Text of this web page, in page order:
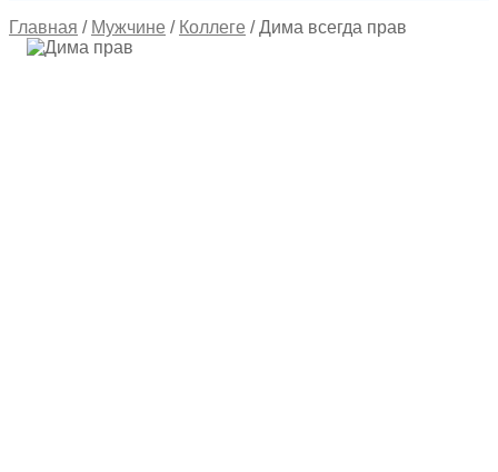
Главная / Мужчине / Коллеге /Дима всегда прав